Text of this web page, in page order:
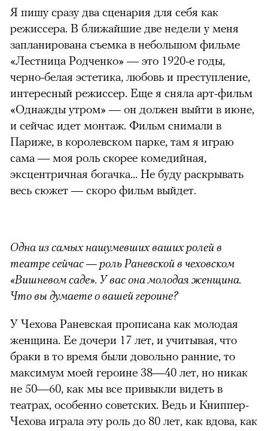
Я пишу сразу два сценария для себя как
режиссера. В ближайшие две недели у меня
запланирована съемка в небольшом фильме
«Лестница Родченко» — это 1920-е годы,
черно-белая эстетика, любовь и преступление,
интересный режиссер. Еще я сняла арт-фильм
«Однажды утром» — он должен выйти в июне,
и сейчас идет монтаж. Фильм снимали в
Париже, в королевском парке, там я играю
сама — моя роль скорее комедийная,
эксцентричная богачка... Не буду раскрывать
весь сюжет — скоро фильм выйдет.
Одна из самых нашумевших ваших ролей в
театре сейчас — роль Раневской в чеховском
«Вишневом саде». У вас она молодая женщина.
Что вы думаете о вашей героине?
У Чехова Раневская прописана как молодая
женщина. Ее дочери 17 лет, и учитывая, что
браки в то время были довольно ранние, то
максимум моей героине 38—40 лет, но никак
не 50—60, как мы все привыкли видеть в
театрах, особенно советских. Ведь и Книппер-
Чехова играла эту роль до 80 лет, как вдова, как